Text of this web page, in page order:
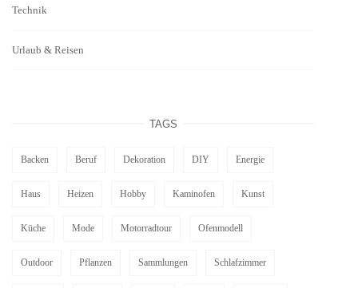
Technik
Urlaub & Reisen
TAGS
Backen Beruf Dekoration DIY Energie
Haus Heizen Hobby Kaminofen Kunst
Küche Mode Motorradtour Ofenmodell
Outdoor Pflanzen Sammlungen Schlafzimmer